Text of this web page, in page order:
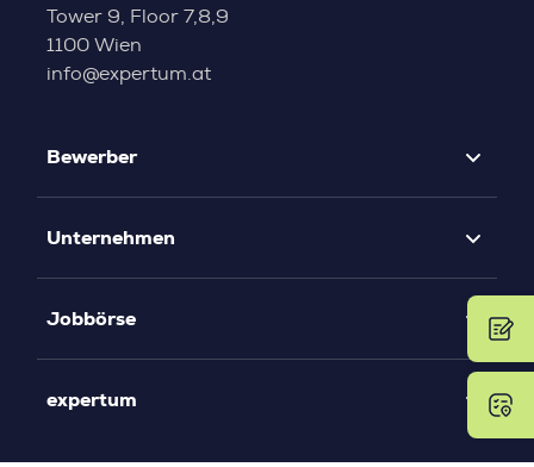
Tower 9, Floor 7,8,9
1100 Wien
info@expertum.at
Bewerber
Unternehmen
Jobbörse
expertum